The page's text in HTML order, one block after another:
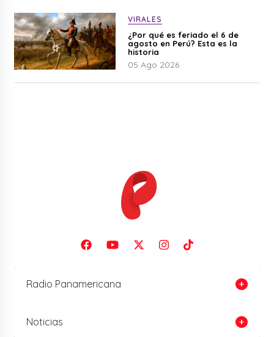
VIRALES
¿Por qué es feriado el 6 de
agosto en Perú? Esta es la
historia
05 Ago 2026
Radio Panamericana
Noticias